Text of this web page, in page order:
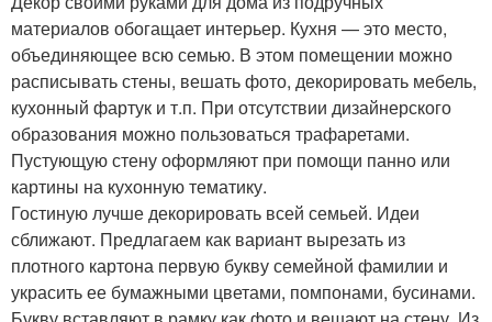
материалов обогащает интерьер. Кухня — это место,
объединяющее всю семью. В этом помещении можно
расписывать стены, вешать фото, декорировать мебель,
кухонный фартук и т.п. При отсутствии дизайнерского
образования можно пользоваться трафаретами.
Пустующую стену оформляют при помощи панно или
картины на кухонную тематику.
Гостиную лучше декорировать всей семьей. Идеи
сближают. Предлагаем как вариант вырезать из
плотного картона первую букву семейной фамилии и
украсить ее бумажными цветами, помпонами, бусинами.